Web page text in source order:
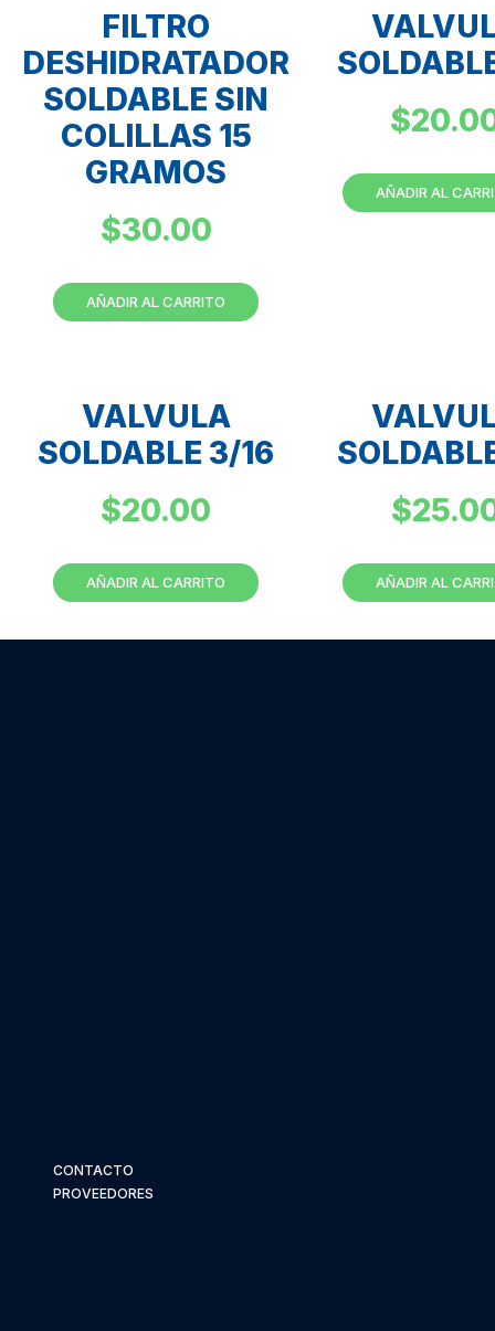
FILTRO
DESHIDRATADOR
SOLDABLE SIN
COLILLAS 15
GRAMOS
$30.00
AÑADIR AL CARRITO
$
AÑADIR AL
VALVULA
SOLDABLE 3/16
$20.00
AÑADIR AL CARRITO
$
AÑADIR AL
CONTACTO
PROVEEDORES